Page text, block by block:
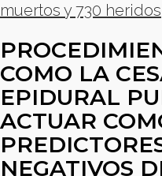
muertos y 730 heridos
COMO LA
EPIDURAL
ACTUAR
NEGATIVOS